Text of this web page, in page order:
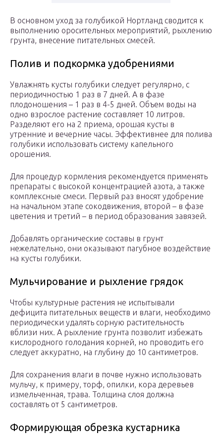
В основном уход за голубикой Нортланд сводится к
выполнению оросительных мероприятий, рыхлению
грунта, внесение питательных смесей.
Полив и подкормка удобрениями
Увлажнять кусты голубики следует регулярно, с
периодичностью 1 раз в 7 дней. А в фазе
плодоношения – 1 раз в 4-5 дней. Объем воды на
одно взрослое растение составляет 10 литров.
Разделяют его на 2 приема, орошая кусты в
утренние и вечерние часы. Эффективнее для полива
голубики использовать систему капельного
орошения.
Для процедур кормления рекомендуется применять
препараты с высокой концентрацией азота, а также
комплексные смеси. Первый раз вносят удобрение
на начальном этапе сокодвижения, второй – в фазе
цветения и третий – в период образования завязей.
Добавлять органические составы в грунт
нежелательно, они оказывают пагубное воздействие
на кусты голубики.
Мульчирование и рыхление грядок
Чтобы культурные растения не испытывали
дефицита питательных веществ и влаги, необходимо
периодически удалять сорную растительность
вблизи них. А рыхление грунта позволит избежать
кислородного голодания корней, но проводить его
следует аккуратно, на глубину до 10 сантиметров.
Для сохранения влаги в почве нужно использовать
мульчу, к примеру, торф, опилки, кора деревьев
измельченная, трава. Толщина слоя должна
составлять от 5 сантиметров.
Формирующая обрезка кустарника